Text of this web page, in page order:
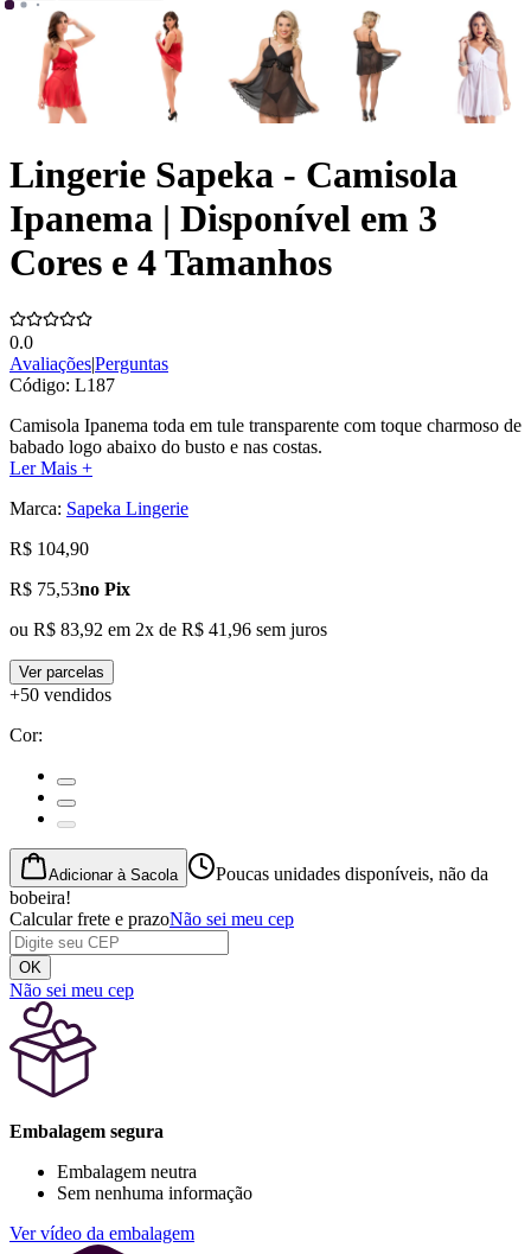
Lingerie Sapeka - Camisola
Ipanema | Disponível em 3
Cores e 4 Tamanhos
0.0
Avaliações|Perguntas
Código: L187
Camisola Ipanema toda em tule transparente com toque charmoso de
babado logo abaixo do busto e nas costas.
Ler Mais +
Marca: Sapeka Lingerie
R$ 104,90
R$ 75,53no Pix
ou R$ 83,92 em 2x de R$ 41,96 sem juros
Ver parcelas
+50 vendidos
Cor:
Adicionar à Sacola
Poucas unidades disponíveis, não da
bobeira!
Calcular frete e prazoNão sei meu cep
OK
Não sei meu cep
Embalagem segura
Embalagem neutra
Sem nenhuma informação
Ver vídeo da embalagem